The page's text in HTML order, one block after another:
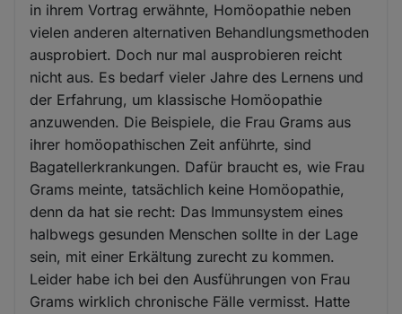
in ihrem Vortrag erwähnte, Homöopathie neben
vielen anderen alternativen Behandlungsmethoden
ausprobiert. Doch nur mal ausprobieren reicht
nicht aus. Es bedarf vieler Jahre des Lernens und
der Erfahrung, um klassische Homöopathie
anzuwenden. Die Beispiele, die Frau Grams aus
ihrer homöopathischen Zeit anführte, sind
Bagatellerkrankungen. Dafür braucht es, wie Frau
Grams meinte, tatsächlich keine Homöopathie,
denn da hat sie recht: Das Immunsystem eines
halbwegs gesunden Menschen sollte in der Lage
sein, mit einer Erkältung zurecht zu kommen.
Leider habe ich bei den Ausführungen von Frau
Grams wirklich chronische Fälle vermisst. Hatte